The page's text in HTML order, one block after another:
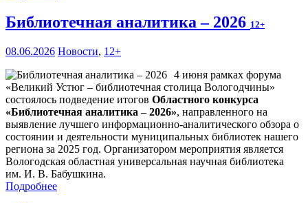
Библиотечная аналитика – 2026 12+
08.06.2026 Новости, 12+
4 июня рамках форума
«Великий Устюг – библиотечная столица Вологодчины»
состоялось подведение итогов Областного конкурса
«Библиотечная аналитика – 2026», направленного на
выявление лучшего информационно-аналитического обзора о
состоянии и деятельности муниципальных библиотек нашего
региона за 2025 год. Организатором мероприятия является
Вологодская областная универсальная научная библиотека
им. И. В. Бабушкина.
Подробнее